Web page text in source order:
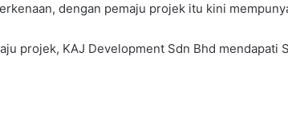
dengan pemaju projek itu kini
projek, KAJ Development Sdn Bhd